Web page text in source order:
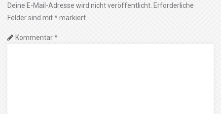
Deine E-Mail-Adresse wird nicht veröffentlicht. Erforderliche
Felder sind mit*markiert
Kommentar*